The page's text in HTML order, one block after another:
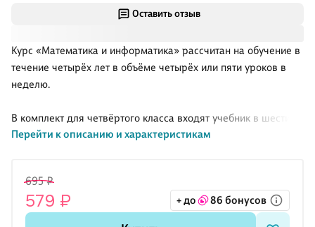
Оставить отзыв
Курс «Математика и информатика» рассчитан на обучение в
течение четырёх лет в объёме четырёх или пяти уроков в
неделю.
В комплект для четвёртого класса входят учебник в шести
частях (объединённых в две книги), задачник в шести частях
Пятая часть четвёртого класса посвящена повторению
основных арифметических и геометрических тем начальной
Перейти к описанию и характеристикам
695 ₽
579 ₽ + до 86 бонусов